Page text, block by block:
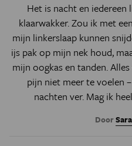
Het is nacht en iedereen
klaarwakker. Zou ik met
mijn linkerslaap kunnen
ijs pak op mijn nek houd,
mijn oogkas en tanden.
pijn niet meer te voelen
nachten ver. Mag ik
Door